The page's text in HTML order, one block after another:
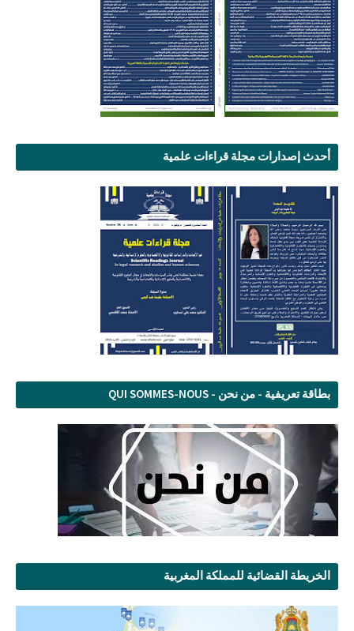
أحدث إصدارات مجلة قراءات علمية
بطاقة تعريفية - من نحن - QUI SOMMES-NOUS
الخريطة القضائية للمملكة المغربية